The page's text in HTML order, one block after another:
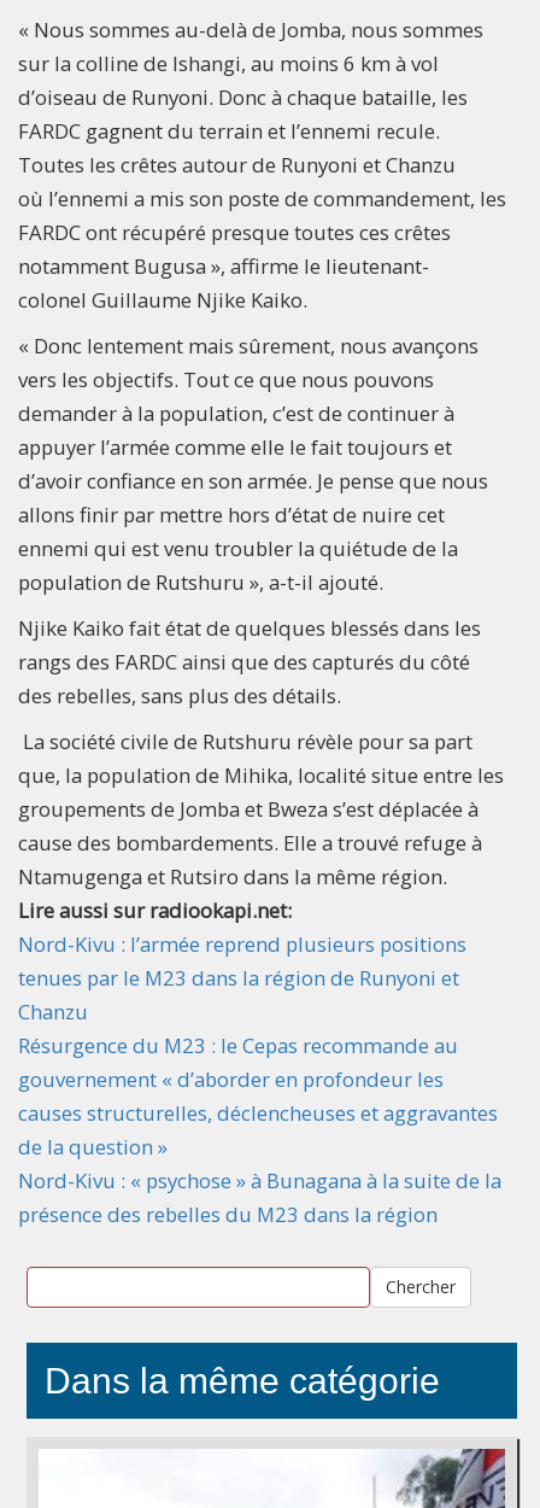
« Nous sommes au-delà de Jomba, nous sommes
sur la colline de Ishangi, au moins 6 km à vol
d’oiseau de Runyoni. Donc à chaque bataille, les
FARDC gagnent du terrain et l’ennemi recule.
Toutes les crêtes autour de Runyoni et Chanzu
où l’ennemi a mis son poste de commandement, les
FARDC ont récupéré presque toutes ces crêtes
notamment Bugusa », affirme le lieutenant-
colonel Guillaume Njike Kaiko.
« Donc lentement mais sûrement, nous avançons
vers les objectifs. Tout ce que nous pouvons
demander à la population, c’est de continuer à
appuyer l’armée comme elle le fait toujours et
d’avoir confiance en son armée. Je pense que nous
allons finir par mettre hors d’état de nuire cet
ennemi qui est venu troubler la quiétude de la
population de Rutshuru », a-t-il ajouté.
Njike Kaiko fait état de quelques blessés dans les
rangs des FARDC ainsi que des capturés du côté
des rebelles, sans plus des détails.
La société civile de Rutshuru révèle pour sa part
que, la population de Mihika, localité situe entre les
groupements de Jomba et Bweza s’est déplacée à
cause des bombardements. Elle a trouvé refuge à
Ntamugenga et Rutsiro dans la même région.
Lire aussi sur radiookapi.net:
Nord-Kivu : l’armée reprend plusieurs positions
tenues par le M23 dans la région de Runyoni et
Chanzu
Résurgence du M23 : le Cepas recommande au
gouvernement « d’aborder en profondeur les
causes structurelles, déclencheuses et aggravantes
de la question »
Nord-Kivu : « psychose » à Bunagana à la suite de la
présence des rebelles du M23 dans la région
Chercher
Dans la même catégorie